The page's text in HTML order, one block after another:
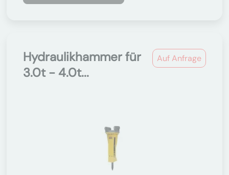
Auf Anfrage
Hydraulikhammer für
3.0t - 4.0t...